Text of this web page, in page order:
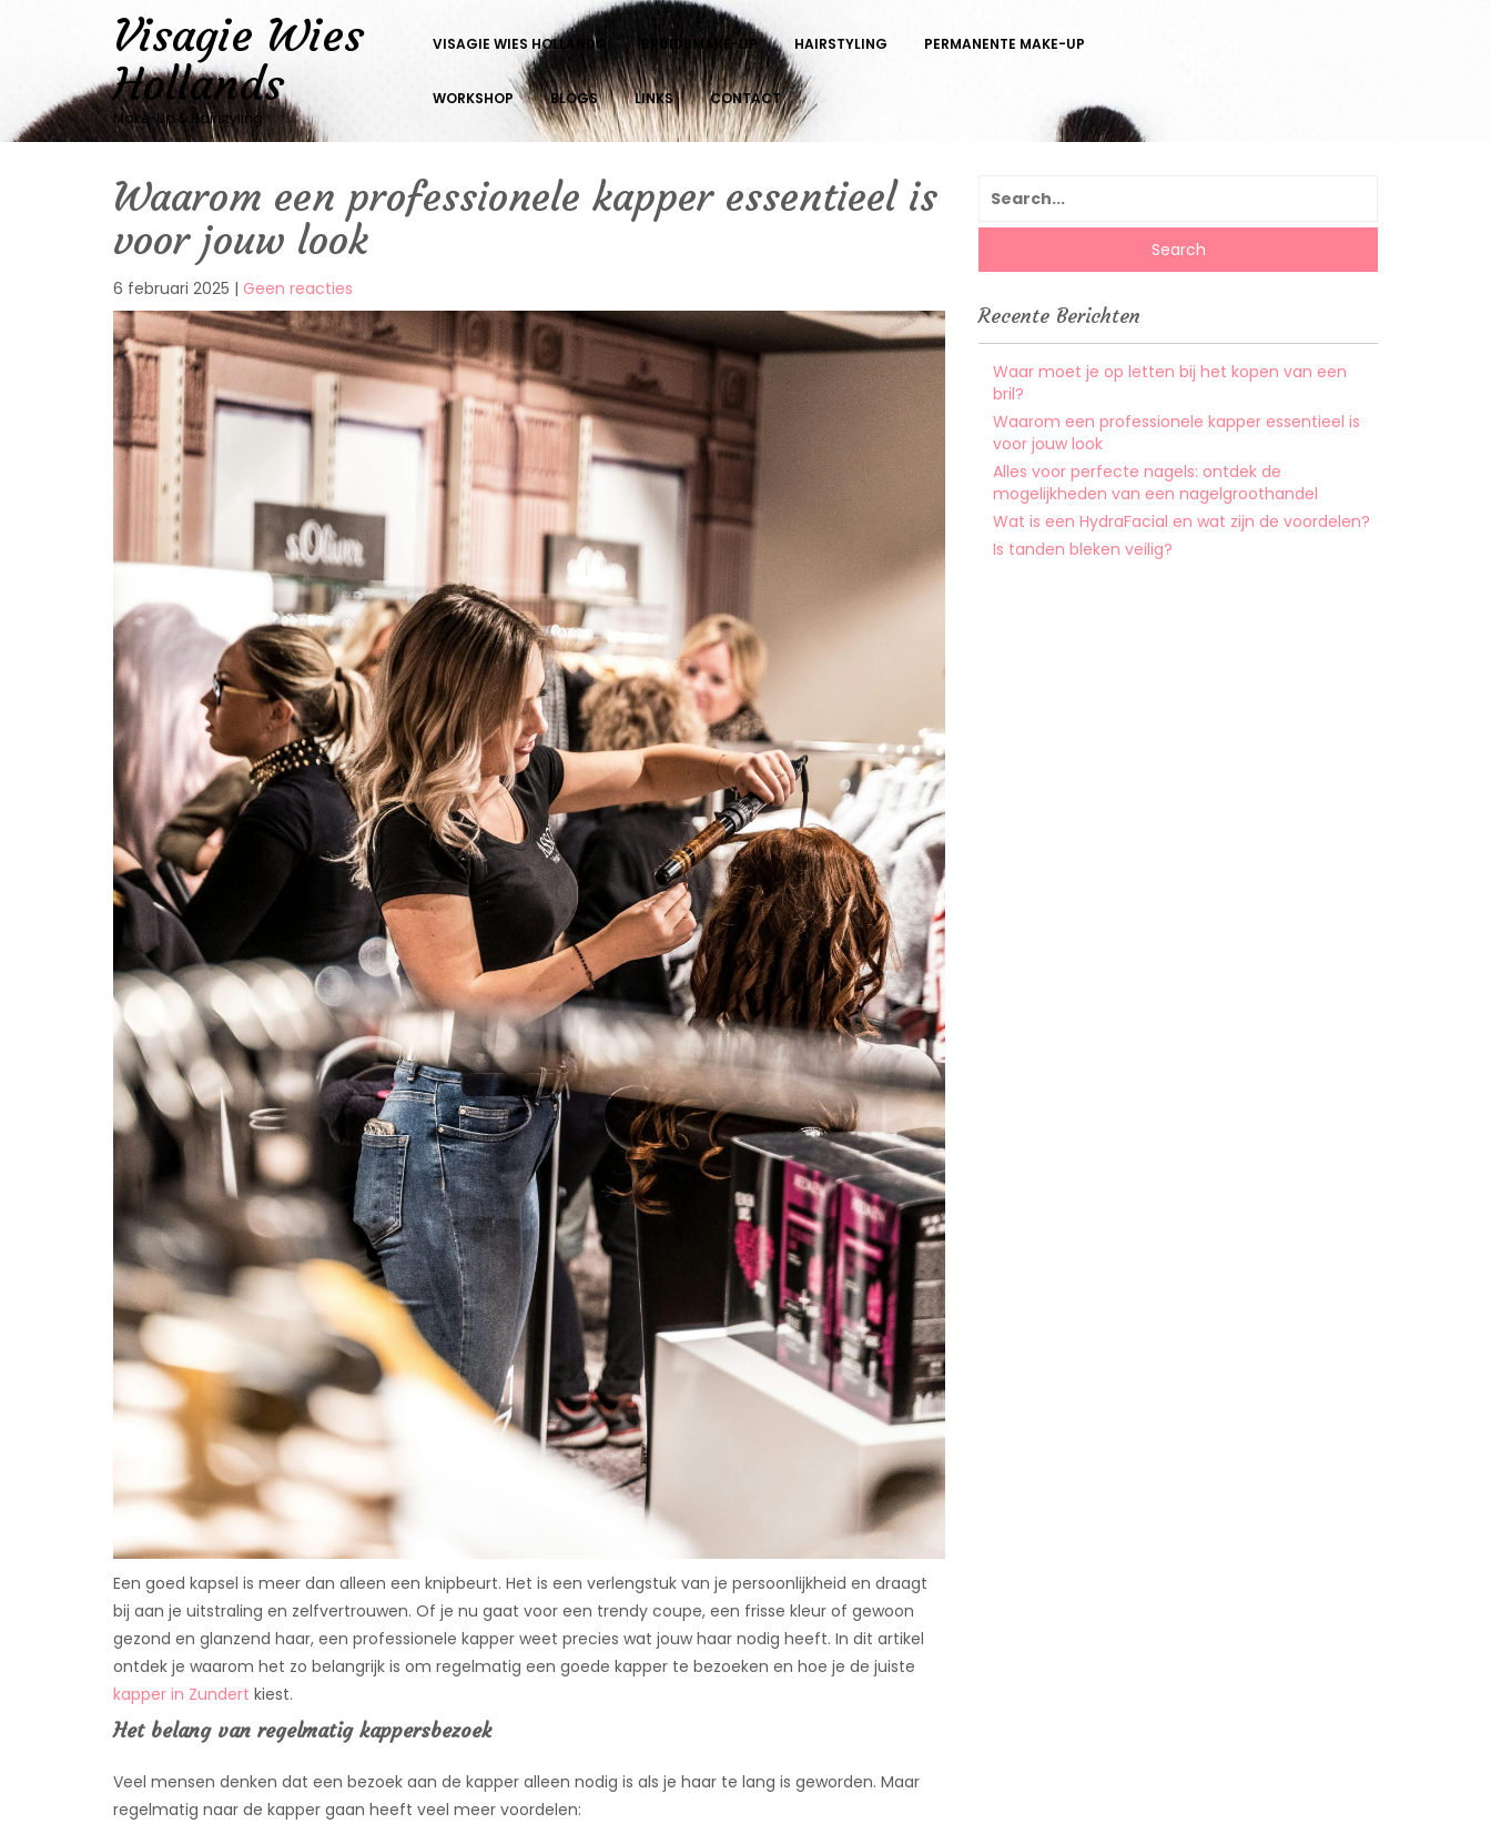
Visagie Wies
Hollands
Make-Up & Hairstyling
VISAGIE WIES HOLLANDS BRUIDSMAKE-UP HAIRSTYLING PERMANENTE MAKE-UP
WORKSHOP BLOGS LINKS CONTACT
Waarom een professionele kapper essentieel is
voor jouw look
6 februari 2025 | Geen reacties
een-
professionele-
kapper-
essentieel-
voor-
look#respond
Een goed kapsel is meer dan alleen een knipbeurt. Het is een verlengstuk van je persoonlijkheid en draagt
bij aan je uitstraling en zelfvertrouwen. Of je nu gaat voor een trendy coupe, een frisse kleur of gewoon
gezond en glanzend haar, een professionele kapper weet precies wat jouw haar nodig heeft. In dit artikel
ontdek je waarom het zo belangrijk is om regelmatig een goede kapper te bezoeken en hoe je de juiste
kapper in Zundert kiest.
Het belang van regelmatig kappersbezoek
Veel mensen denken dat een bezoek aan de kapper alleen nodig is als je haar te lang is geworden. Maar
regelmatig naar de kapper gaan heeft veel meer voordelen:
for:
Recente Berichten
Waar moet je op letten bij het kopen van een
bril?
Waarom een professionele kapper essentieel is
voor jouw look
Alles voor perfecte nagels: ontdek de
mogelijkheden van een nagelgroothandel
Wat is een HydraFacial en wat zijn de voordelen?
Is tanden bleken veilig?